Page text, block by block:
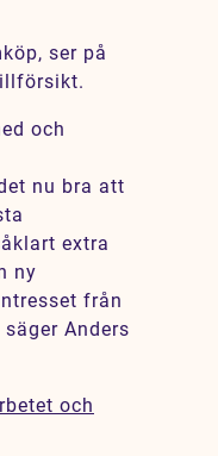
ser på
och
nu bra att
extra
ny
från
Anders
och